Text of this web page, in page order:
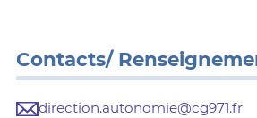
Contacts/
direction.autonomie@cg971.fr